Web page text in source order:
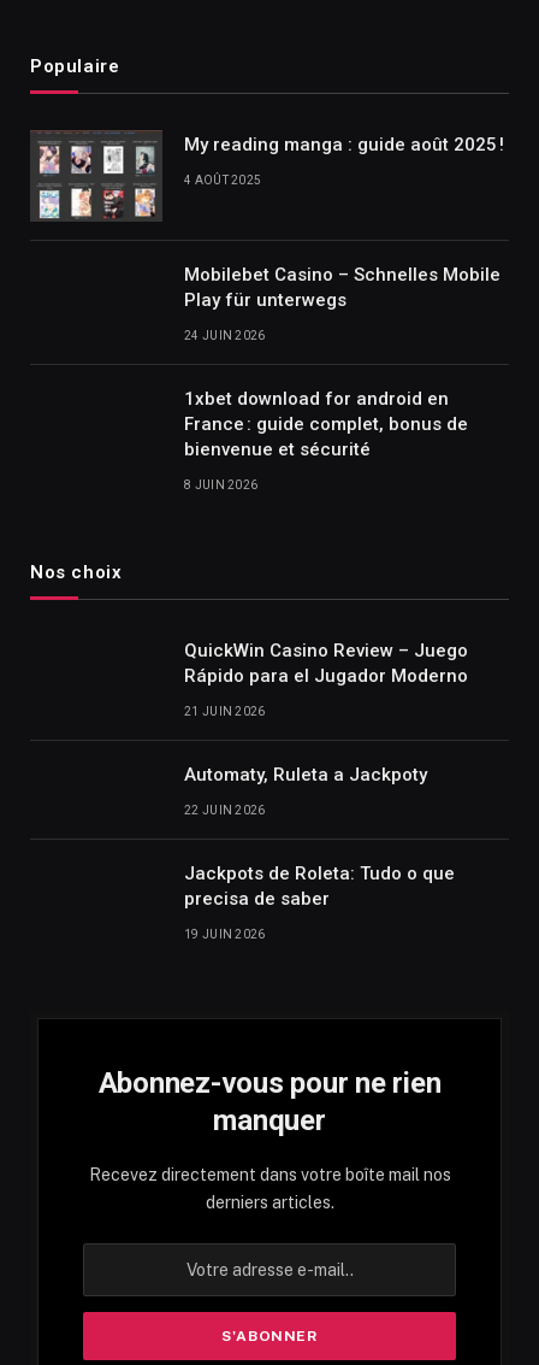
Populaire
My reading manga : guide août 2025 !
4 AOÛT 2025
Mobilebet Casino – Schnelles Mobile
Play für unterwegs
24 JUIN 2026
1xbet download for android en
France : guide complet, bonus de
bienvenue et sécurité
8 JUIN 2026
Nos choix
QuickWin Casino Review – Juego
Rápido para el Jugador Moderno
21 JUIN 2026
Automaty, Ruleta a Jackpoty
22 JUIN 2026
Jackpots de Roleta: Tudo o que
precisa de saber
19 JUIN 2026
Abonnez-vous pour ne rien
manquer
Recevez directement dans votre boîte mail nos
derniers articles.